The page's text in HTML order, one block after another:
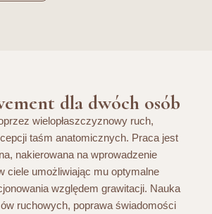
dla dwóch osób
wielopłaszczyznowy ruch,
taśm anatomicznych. Praca jest
nakierowana na wprowadzenie
ciele umożliwiając mu optymalne
względem grawitacji. Nauka
ruchowych, poprawa świadomości